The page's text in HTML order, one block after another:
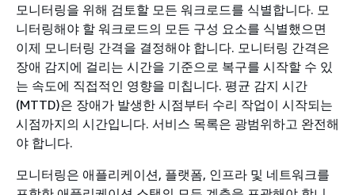
모니터링을 위해 검토할 모든 워크로드를 식별합니다. 모
니터링해야 할 워크로드의 모든 구성 요소를 식별했으면
이제 모니터링 간격을 결정해야 합니다. 모니터링 간격은
장애 감지에 걸리는 시간을 기준으로 복구를 시작할 수 있
는 속도에 직접적인 영향을 미칩니다. 평균 감지 시간
(MTTD)은 장애가 발생한 시점부터 수리 작업이 시작되는
시점까지의 시간입니다. 서비스 목록은 광범위하고 완전해
야 합니다.
모니터링은 애플리케이션, 플랫폼, 인프라 및 네트워크를